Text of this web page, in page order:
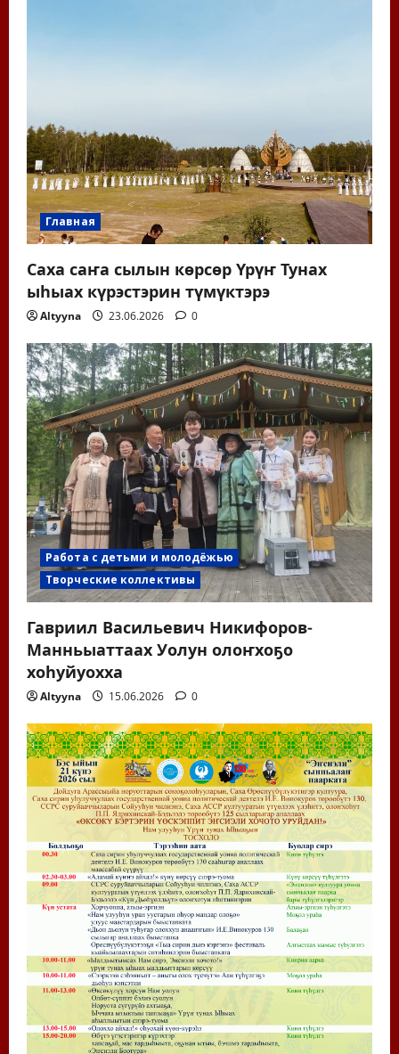
Главная
Саха саҥа сылын көрсөр Үрүҥ Тунах
ыһыах күрэстэрин түмүктэрэ
Altyyna 23.06.2026 0
Работа с детьми и молодёжью
Творческие коллективы
Гавриил Васильевич Никифоров-
Манньыаттаах Уолун олоҥхоҕо
хоһуйуохха
Altyyna 15.06.2026 0